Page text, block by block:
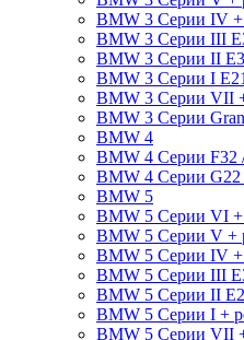
BMW 3 Серии IV +
BMW 3 Серии III
BMW 3 Серии II
BMW 3 Серии I E21
BMW 3 Серии VII
BMW 3 Серии
BMW 4
BMW 4 Серии F32
BMW 4 Серии G22
BMW 5
BMW 5 Серии VI +
BMW 5 Серии V +
BMW 5 Серии IV +
BMW 5 Серии III
BMW 5 Серии II
BMW 5 Серии I +
BMW 5 Серии VII